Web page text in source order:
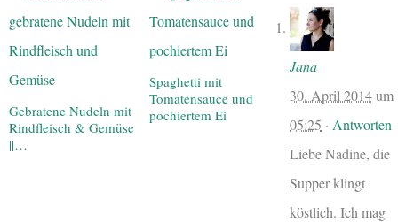
Gebratene Nudeln mit
Rindfleisch & Gemüse
||…
Spaghetti mit
Tomatensauce und
pochiertem Ei
Jana
30. April 2014um
05:25 · Antworten
Liebe Nadine, die
Supper klingt
köstlich. Ich mag